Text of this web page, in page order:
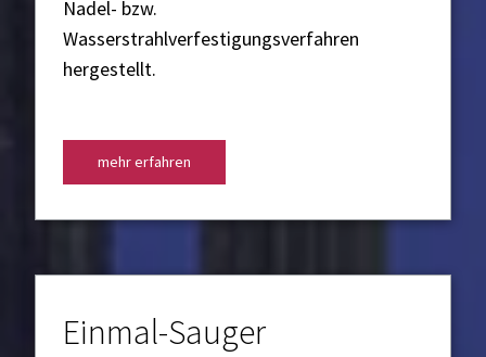
Nadel- bzw.
Wasserstrahlverfestigungsverfahren
hergestellt.
mehr erfahren
Einmal-Sauger
CALL US
MESSAGE US